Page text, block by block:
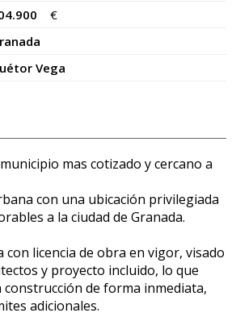
€
Vega
mas cotizado y cercano a
con una ubicación privilegiada
a la ciudad de Granada.
con licencia de obra en vigor, visado
y proyecto incluido, lo que
de forma inmediata,
adicionales.